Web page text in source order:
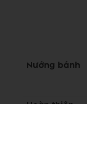
Nướng bánh
Hoàn thiện